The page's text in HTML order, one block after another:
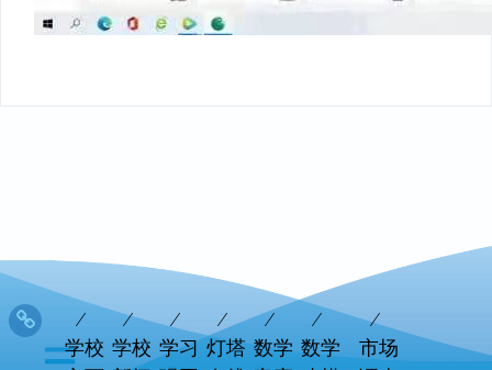
学校 学校 学习 灯塔 数学 数学
市场